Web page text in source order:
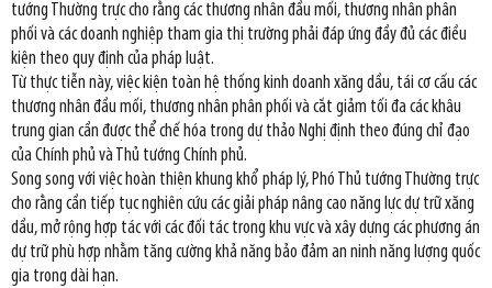
tướng Thường trực cho rằng các thương nhân đầu mối, thương nhân phân
phối và các doanh nghiệp tham gia thị trường phải đáp ứng đầy đủ các điều
kiện theo quy định của pháp luật.
Từ thực tiễn này, việc kiện toàn hệ thống kinh doanh xăng dầu, tái cơ cấu các
thương nhân đầu mối, thương nhân phân phối và cắt giảm tối đa các khâu
trung gian cần được thể chế hóa trong dự thảo Nghị định theo đúng chỉ đạo
của Chính phủ và Thủ tướng Chính phủ.
Song song với việc hoàn thiện khung khổ pháp lý, Phó Thủ tướng Thường trực
cho rằng cần tiếp tục nghiên cứu các giải pháp nâng cao năng lực dự trữ xăng
dầu, mở rộng hợp tác với các đối tác trong khu vực và xây dựng các phương án
dự trữ phù hợp nhằm tăng cường khả năng bảo đảm an ninh năng lượng quốc
gia trong dài hạn.